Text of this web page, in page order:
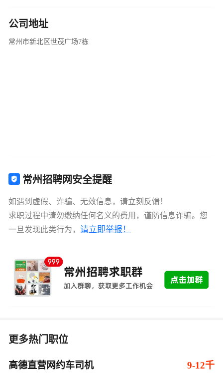
求职过程中请勿缴纳任何名义的费用，谨防信息诈骗。您
华瑞保安
天宁区-红梅街道 | 三年 | 学历不限 今天